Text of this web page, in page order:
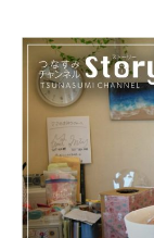
お問い合わせ
ブログ
移住コーディネ
地域おこし協力
お問い合わせ
ブログ
移住コーディネ
地域おこし協力